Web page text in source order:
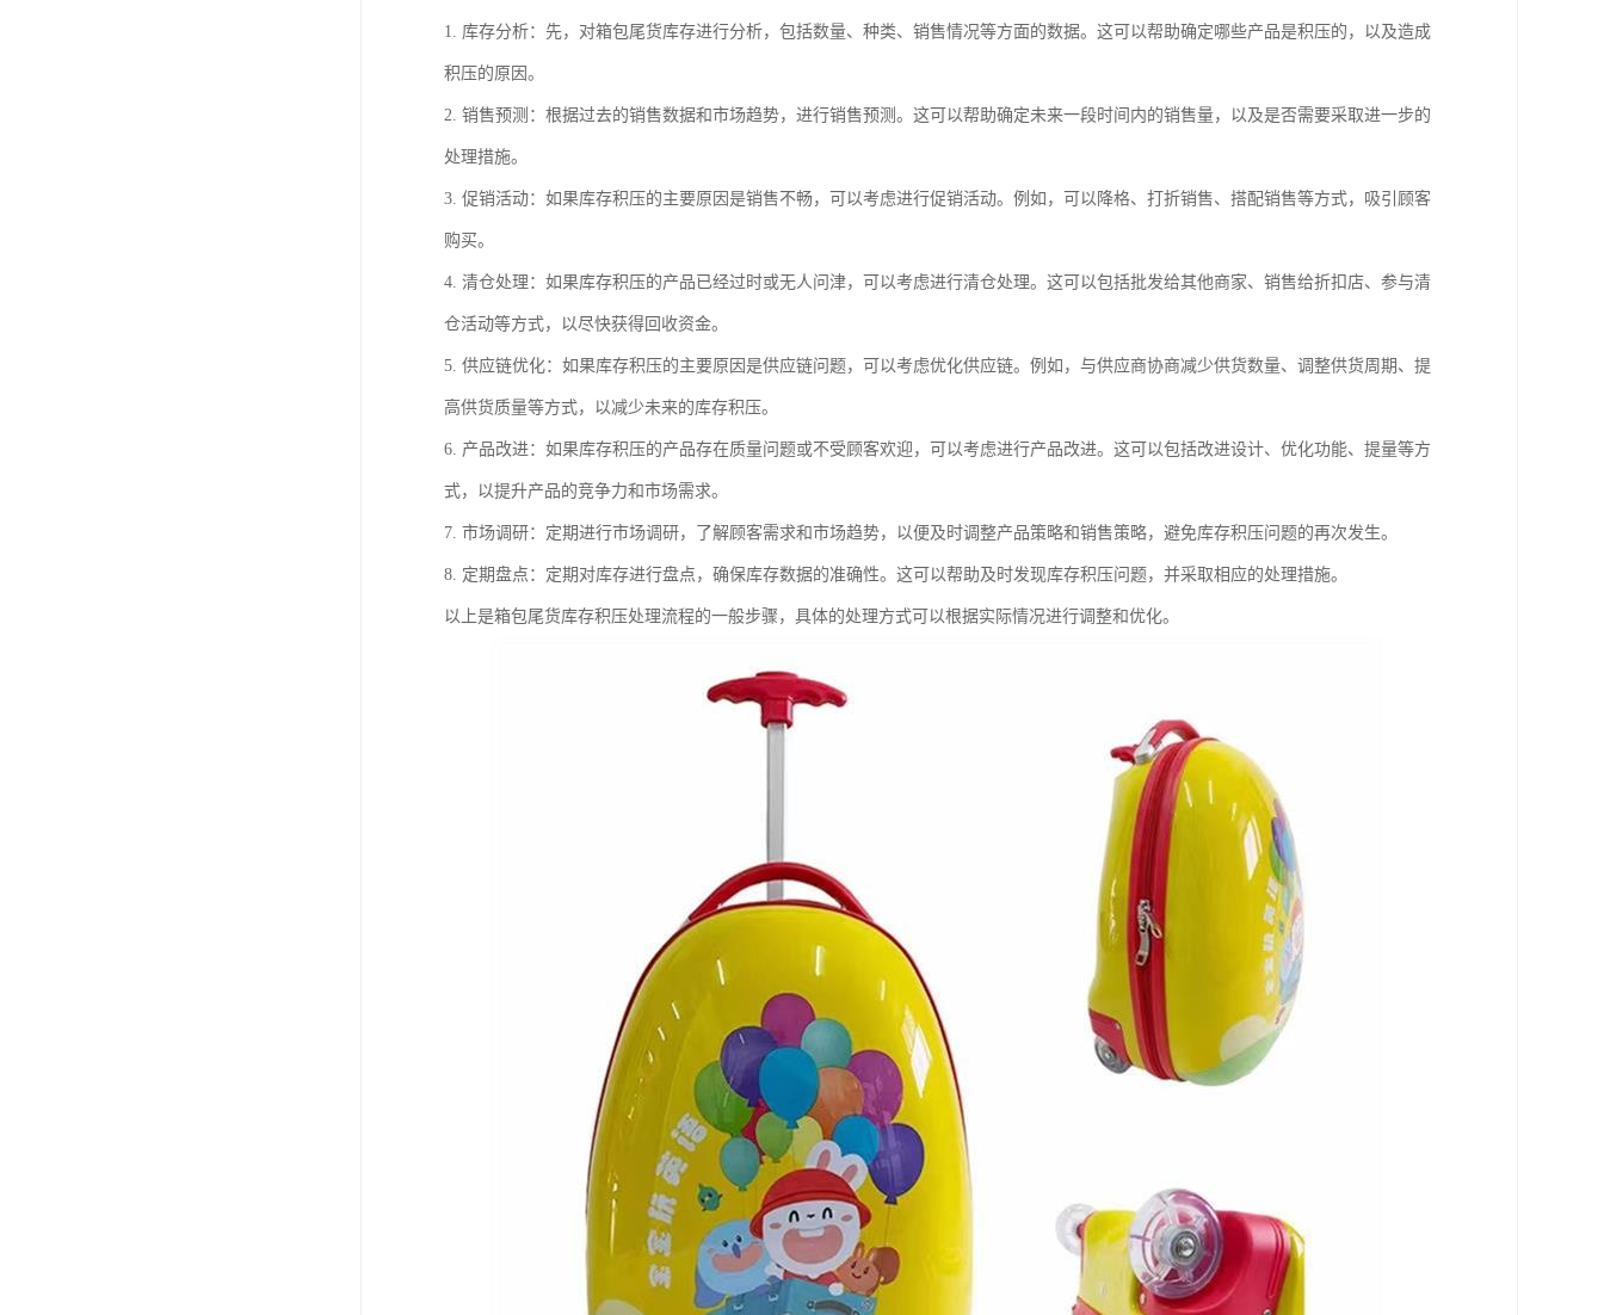
1. 库存分析：先，对箱包尾货库存进行分析，包括数量、种类、销售情况等方面的数据。这可以帮助确定哪些产品是积压的，以及造成
积压的原因。
2. 销售预测：根据过去的销售数据和市场趋势，进行销售预测。这可以帮助确定未来一段时间内的销售量，以及是否需要采取进一步的
处理措施。
3. 促销活动：如果库存积压的主要原因是销售不畅，可以考虑进行促销活动。例如，可以降格、打折销售、搭配销售等方式，吸引顾客
购买。
4. 清仓处理：如果库存积压的产品已经过时或无人问津，可以考虑进行清仓处理。这可以包括批发给其他商家、销售给折扣店、参与清
仓活动等方式，以尽快获得回收资金。
5. 供应链优化：如果库存积压的主要原因是供应链问题，可以考虑优化供应链。例如，与供应商协商减少供货数量、调整供货周期、提
高供货质量等方式，以减少未来的库存积压。
6. 产品改进：如果库存积压的产品存在质量问题或不受顾客欢迎，可以考虑进行产品改进。这可以包括改进设计、优化功能、提量等方
式，以提升产品的竞争力和市场需求。
7. 市场调研：定期进行市场调研，了解顾客需求和市场趋势，以便及时调整产品策略和销售策略，避免库存积压问题的再次发生。
8. 定期盘点：定期对库存进行盘点，确保库存数据的准确性。这可以帮助及时发现库存积压问题，并采取相应的处理措施。
以上是箱包尾货库存积压处理流程的一般步骤，具体的处理方式可以根据实际情况进行调整和优化。